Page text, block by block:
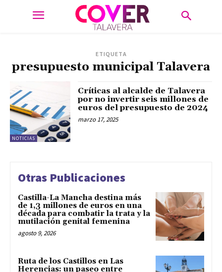
ETIQUETA
presupuesto municipal Talavera
NOTICIAS
Críticas al alcalde de Talavera
por no invertir seis millones de
euros del presupuesto de 2024
marzo 17, 2025
Otras Publicaciones
Castilla-La Mancha destina más
de 1,3 millones de euros en una
década para combatir la trata y la
mutilación genital femenina
agosto 9, 2026
Ruta de los Castillos en Las
Herencias: un paseo entre